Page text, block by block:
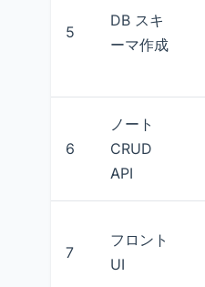
5
DB スキ
ーマ作成
6
ノート
CRUD
API
7
フロント
UI